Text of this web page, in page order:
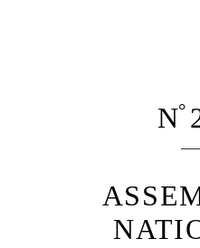
N°